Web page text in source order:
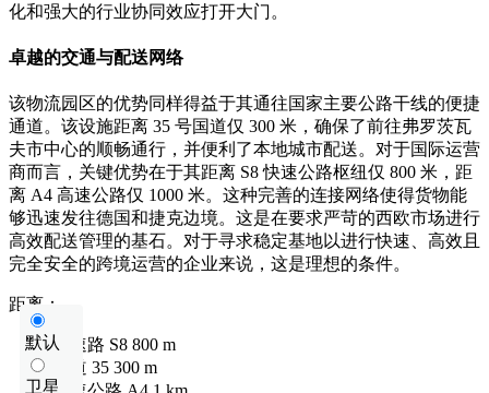
化和强大的行业协同效应打开大门。
卓越的交通与配送网络
该物流园区的优势同样得益于其通往国家主要公路干线的便捷
通道。该设施距离 35 号国道仅 300 米，确保了前往弗罗茨瓦
夫市中心的顺畅通行，并便利了本地城市配送。对于国际运营
商而言，关键优势在于其距离 S8 快速公路枢纽仅 800 米，距
离 A4 高速公路仅 1000 米。这种完善的连接网络使得货物能
够迅速发往德国和捷克边境。这是在要求严苛的西欧市场进行
高效配送管理的基石。对于寻求稳定基地以进行快速、高效且
完全安全的跨境运营的企业来说，这是理想的条件。
默认
卫星
距离：
快速路 S8 800 m
国道 35 300 m